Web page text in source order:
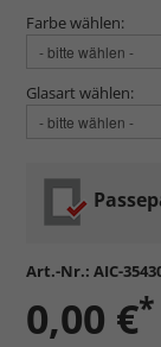
Farbe wählen:
Glasart wählen:
Art.-Nr.: AIC-
0,00 €*